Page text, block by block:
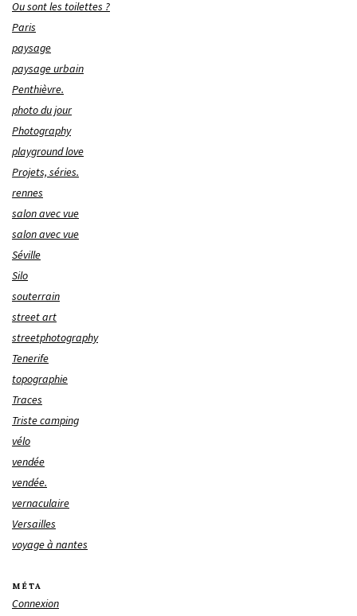
Ou sont les toilettes ?
Paris
paysage
paysage urbain
Penthièvre.
photo du jour
Photography
playground love
Projets, séries.
rennes
salon avec vue
salon avec vue
Séville
Silo
souterrain
street art
streetphotography
Tenerife
topographie
Traces
Triste camping
vélo
vendée
vendée.
vernaculaire
Versailles
voyage à nantes
MÉTA
Connexion